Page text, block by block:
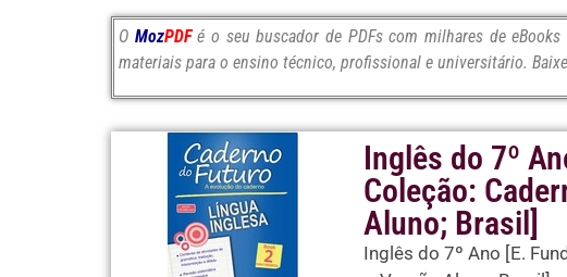
O MozPDF é o seu buscador de PDFs com milhares de
materiais para o ensino técnico, profissional e universitário.
Inglês do 7º
Coleção:
Aluno; Brasil]
Inglês do 7º Ano [E.